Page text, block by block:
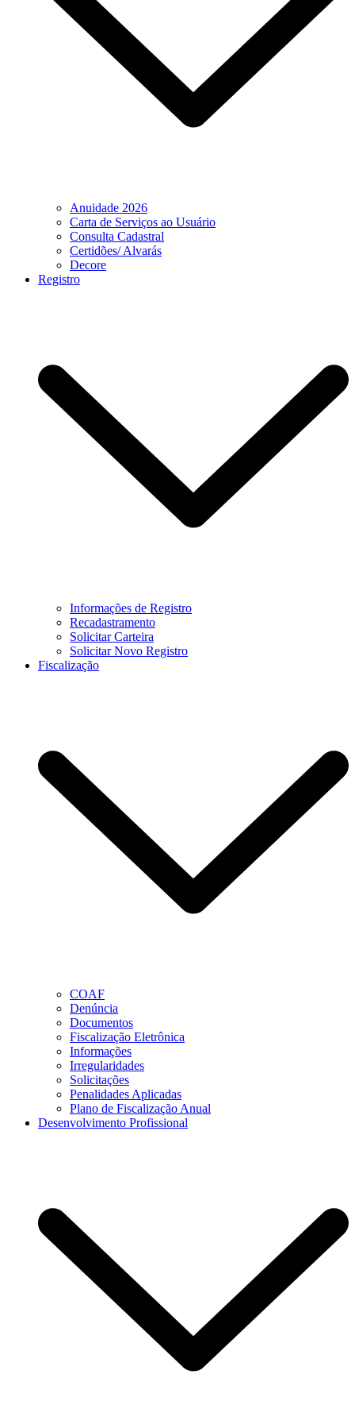
Anuidade 2026
Carta de Serviços ao Usuário
Consulta Cadastral
Certidões/ Alvarás
Decore
Registro
Informações de Registro
Recadastramento
Solicitar Carteira
Solicitar Novo Registro
Fiscalização
COAF
Denúncia
Documentos
Fiscalização Eletrônica
Informações
Irregularidades
Solicitações
Penalidades Aplicadas
Plano de Fiscalização Anual
Desenvolvimento Profissional